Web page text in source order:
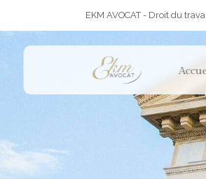
EKM AVOCAT - Droit du